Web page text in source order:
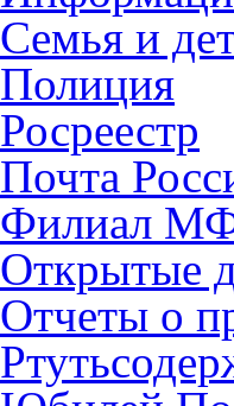
Семья и
Полиция
Росреестр
Почта
Филиал
Открытые
Отчеты о